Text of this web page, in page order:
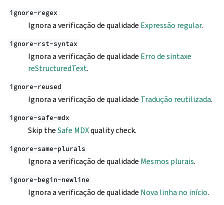
ignore-regex
Ignora a verificação de qualidade Expressão regular.
ignore-rst-syntax
Ignora a verificação de qualidade Erro de sintaxe
reStructuredText.
ignore-reused
Ignora a verificação de qualidade Tradução reutilizada.
ignore-safe-mdx
Skip theSafe MDXquality check.
ignore-same-plurals
Ignora a verificação de qualidade Mesmos plurais.
ignore-begin-newline
Ignora a verificação de qualidade Nova linha no início.